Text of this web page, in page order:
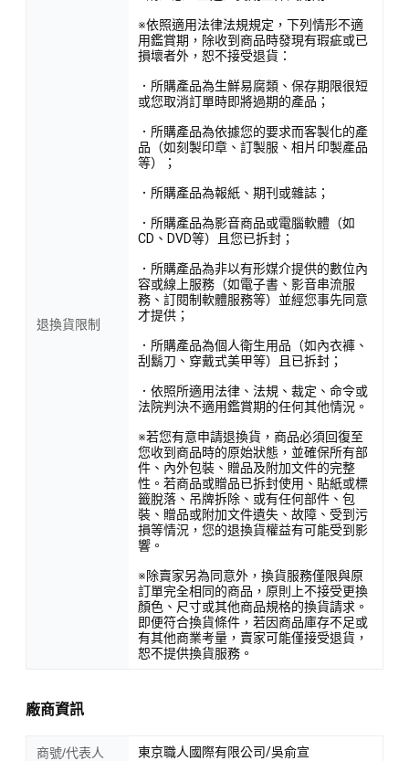
退換貨限制
※依照適用法律法規規定，下列情形不適
用鑑賞期，除收到商品時發現有瑕疵或已
損壞者外，恕不接受退貨：
．所購產品為生鮮易腐類、保存期限很短
或您取消訂單時即將過期的產品；
．所購產品為依據您的要求而客製化的產
品（如刻製印章、訂製服、相片印製產品
等）；
．所購產品為報紙、期刊或雜誌；
．所購產品為影音商品或電腦軟體（如
CD、DVD等）且您已拆封；
．所購產品為非以有形媒介提供的數位內
容或線上服務（如電子書、影音串流服
務、訂閱制軟體服務等）並經您事先同意
才提供；
．所購產品為個人衛生用品（如內衣褲、
刮鬍刀、穿戴式美甲等）且已拆封；
．依照所適用法律、法規、裁定、命令或
法院判決不適用鑑賞期的任何其他情況。
※若您有意申請退換貨，商品必須回復至
您收到商品時的原始狀態，並確保所有部
件、內外包裝、贈品及附加文件的完整
性。若商品或贈品已拆封使用、貼紙或標
籤脫落、吊牌拆除、或有任何部件、包
裝、贈品或附加文件遺失、故障、受到污
損等情況，您的退換貨權益有可能受到影
響。
※除賣家另為同意外，換貨服務僅限與原
訂單完全相同的商品，原則上不接受更換
顏色、尺寸或其他商品規格的換貨請求。
即便符合換貨條件，若因商品庫存不足或
有其他商業考量，賣家可能僅接受退貨，
恕不提供換貨服務。
廠商資訊
商號/代表人 東京職人國際有限公司/吳俞宣